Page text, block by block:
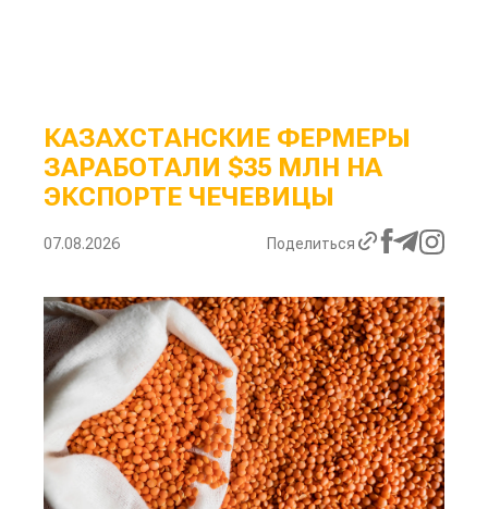
КАЗАХСТАНСКИЕ ФЕРМЕРЫ
ЗАРАБОТАЛИ $35 МЛН НА
ЭКСПОРТЕ ЧЕЧЕВИЦЫ
07.08.2026 Поделиться